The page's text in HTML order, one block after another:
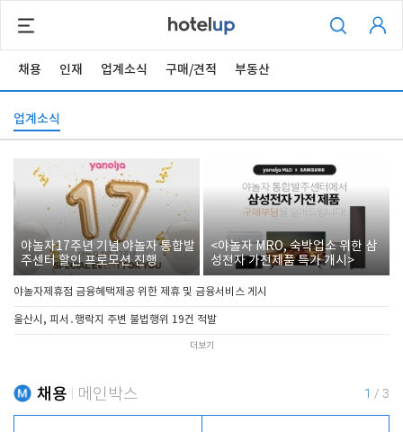
채용 인재 업계소식 구매/견적 부동산
업계소식
야놀자17주년 기념 야놀자 통합발
주센터 할인 프로모션 진행
<야놀자 MRO, 숙박업소 위한 삼
성전자 가전제품 특가 개시>
야놀자제휴점 금융혜택제공 위한 제휴 및 금융서비스 게시
울산시, 피서․행락지 주변 불법행위 19건 적발
더보기
채용 메인박스 1 / 3